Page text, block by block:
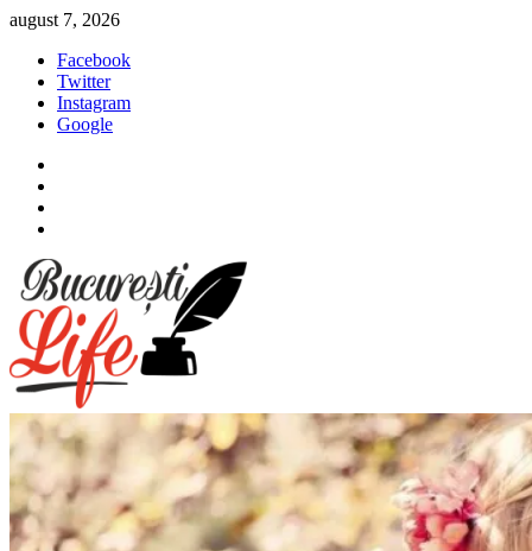
Sari
conținut
august 7, 2026
Facebook
Twitter
Instagram
Google